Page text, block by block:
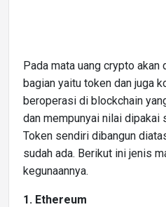
Pada mata uang crypto akan
bagian yaitu token dan juga
beroperasi di blockchain
dan mempunyai nilai dipakai
Token sendiri dibangun
sudah ada. Berikut ini jenis
kegunaannya.
1. Ethereum